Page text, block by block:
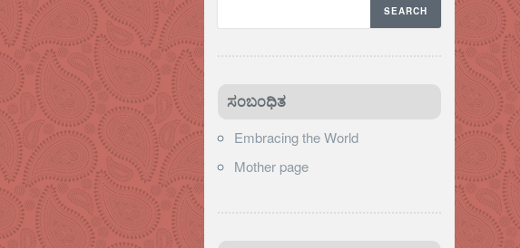
ಸಂಬಂಧಿತ
Embracing the World
Mother page